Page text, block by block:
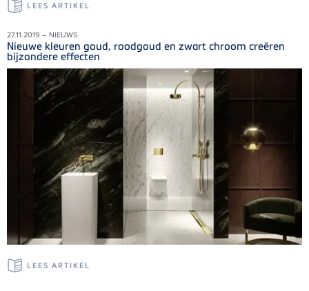
LEES ARTIKEL
27.11.2019 – NIEUWS
Nieuwe kleuren goud, roodgoud en zwart chroom creëren
bijzondere effecten
LEES ARTIKEL